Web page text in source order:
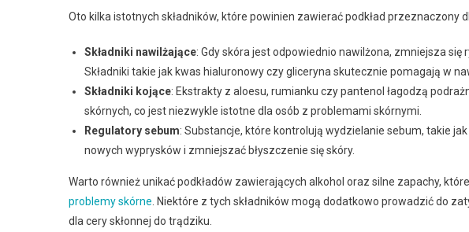
Oto kilka istotnych składników, które powinien zawierać podkład przeznaczony
Składniki nawilżające: Gdy skóra jest odpowiednio nawilżona, zmniejsza się
Składniki takie jak kwas hialuronowy czy gliceryna skutecznie pomagają w
Składniki kojące: Ekstrakty z aloesu, rumianku czy pantenol łagodzą
skórnych, co jest niezwykle istotne dla osób z problemami skórnymi.
Regulatory sebum: Substancje, które kontrolują wydzielanie sebum, takie
nowych wyprysków i zmniejszać błyszczenie się skóry.
Warto również unikać podkładów zawierających alkohol oraz silne zapachy,
problemy skórne . Niektóre z tych składników mogą dodatkowo prowadzić do
dla cery skłonnej do trądziku.